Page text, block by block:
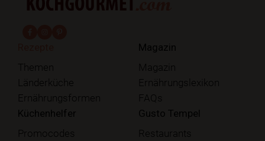
Themen
Länderküche
Ernährungsformen
Magazin
Magazin
Ernährungslexikon
FAQs
Küchenhelfer
Promocodes
Gusto Tempel
Restaurants